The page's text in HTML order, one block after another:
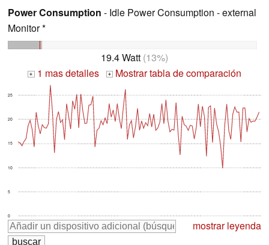
Power Consumption - Idle Power Consumption - external
Monitor *
19.4 Watt (13%)
+ 1 mas detalles + Mostrar tabla de comparación
0
5
10
15
20
25
mostrar leyenda